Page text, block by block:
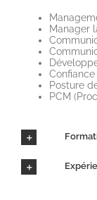
Manager
Posture
PCM